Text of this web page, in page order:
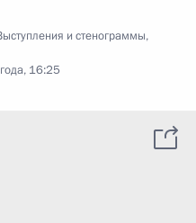
и стенограммы,
16:25